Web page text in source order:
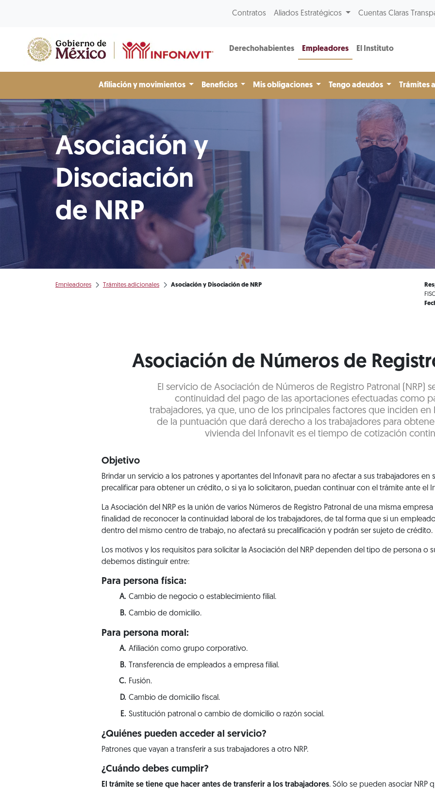
Contratos Aliados Estratégicos Cuentas Claras
Derechohabientes Empleadores El Instituto
Afiliación y movimientos Beneficios Mis obligaciones Tengo adeudos Trámites
Asociación y
Disociación
de NRP
Empleadores Trámites adicionales Asociación y Disociación de NRP
Asociación de Números de
El servicio de Asociación de Números de Registro Patronal (NRP)
continuidad del pago de las aportaciones efectuadas como
trabajadores, ya que, uno de los principales factores que inciden en
de la puntuación que dará derecho a los trabajadores para
vivienda del Infonavit es el tiempo de cotización
Objetivo
Brindar un servicio a los patrones y aportantes del Infonavit para no afectar a sus trabajadores
precalificar para obtener un crédito, o si ya lo solicitaron, puedan continuar con el trámite ante el
La Asociación del NRP es la unión de varios Números de Registro Patronal de una misma empresa
finalidad de reconocer la continuidad laboral de los trabajadores, de tal forma que si un
dentro del mismo centro de trabajo, no afectará su precalificación y podrán ser sujeto de crédito.
Los motivos y los requisitos para solicitar la Asociación del NRP dependen del tipo de persona o
debemos distinguir entre:
Para persona física:
Cambio de negocio o establecimiento filial.
Cambio de domicilio.
Para persona moral:
Afiliación como grupo corporativo.
Transferencia de empleados a empresa filial.
Fusión.
Cambio de domicilio fiscal.
Sustitución patronal o cambio de domicilio o razón social.
¿Quiénes pueden acceder al servicio?
Patrones que vayan a transferir a sus trabajadores a otro NRP.
¿Cuándo debes cumplir?
El trámite se tiene que hacer antes de transferir a los trabajadores. Sólo se pueden asociar NRP